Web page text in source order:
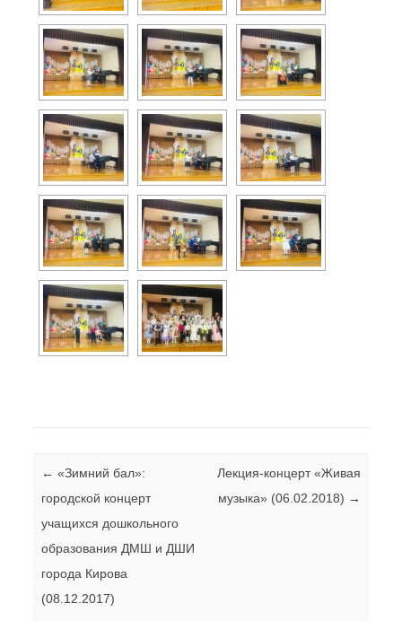
Навигация по записям
← «Зимний бал»:
городской концерт
учащихся дошкольного
образования ДМШ и ДШИ
города Кирова
(08.12.2017)
Лекция-концерт «Живая
музыка» (06.02.2018) →